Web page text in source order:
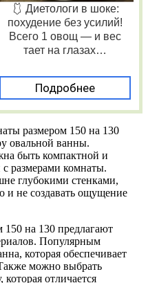
🩱 Диетологи в шоке:
похудение без усилий!
Всего 1 овощ — и вес
тает на глазах…
Подробнее
размером 150 на 130
овальной ванны.
быть компактной и
размерами комнаты.
глубокими стенками,
и не создавать ощущение
на 130 предлагают
Популярным
которая обеспечивает
можно выбрать
отличается